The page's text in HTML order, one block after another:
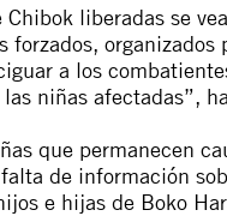
liberadas se
forzados,
a los
niñas afectadas”,
que permanecen
de información
e hijas de Boko